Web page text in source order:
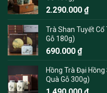
2.290.000 ₫
Trà Shan Tuyết
Gỗ 180g)
690.000 ₫
Hồng Trà Đại Hồng
Quà Gỗ 300g)